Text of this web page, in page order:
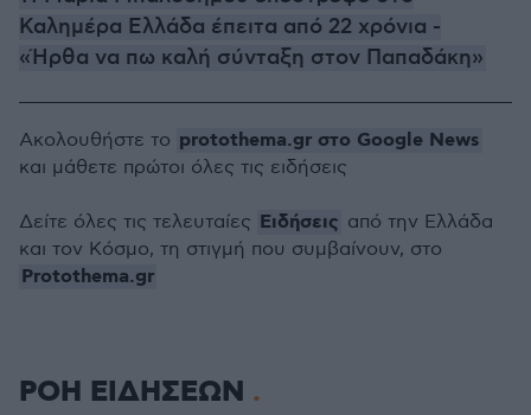
Καλημέρα Ελλάδα έπειτα από 22 χρόνια -
«Ήρθα να πω καλή σύνταξη στον Παπαδάκη»
Ακολουθήστε το protothema.gr στο Google News
και μάθετε πρώτοι όλες τις ειδήσεις
Δείτε όλες τις τελευταίες Ειδήσεις από την Ελλάδα
και τον Κόσμο, τη στιγμή που συμβαίνουν, στο
Protothema.gr
ΡΟΗ ΕΙΔΗΣΕΩΝ